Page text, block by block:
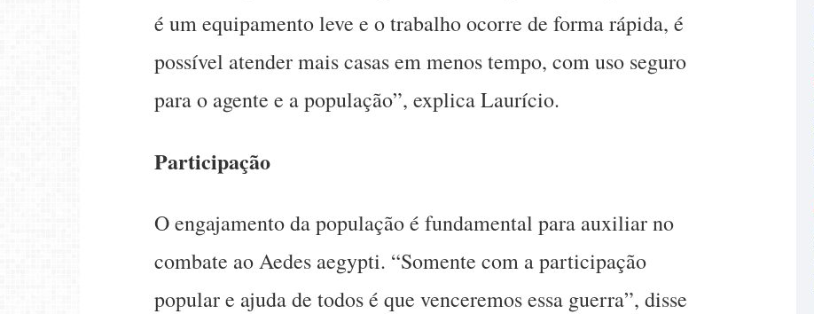
é um equipamento leve e o trabalho ocorre de forma rápida, é
possível atender mais casas em menos tempo, com uso seguro
para o agente e a população”, explica Laurício.
Participação
O engajamento da população é fundamental para auxiliar no
combate ao Aedes aegypti. “Somente com a participação
popular e ajuda de todos é que venceremos essa guerra”, disse